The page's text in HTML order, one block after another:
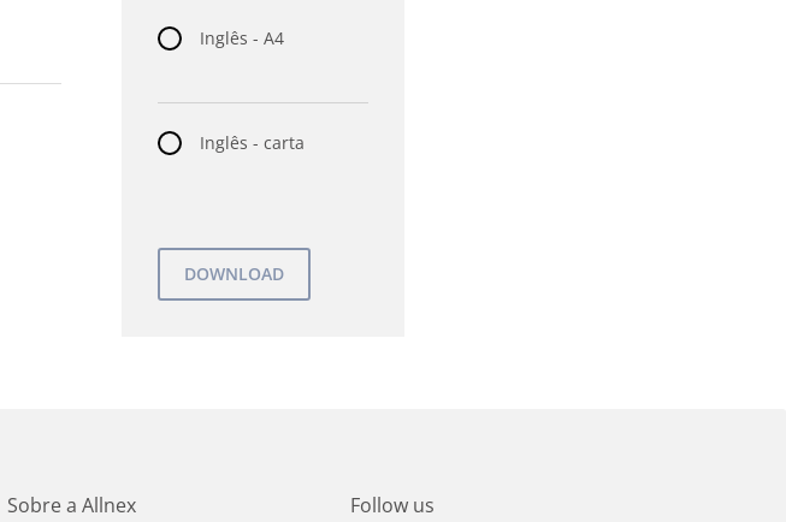
Inglês - A4
Inglês - carta
Sobre a Allnex Follow us